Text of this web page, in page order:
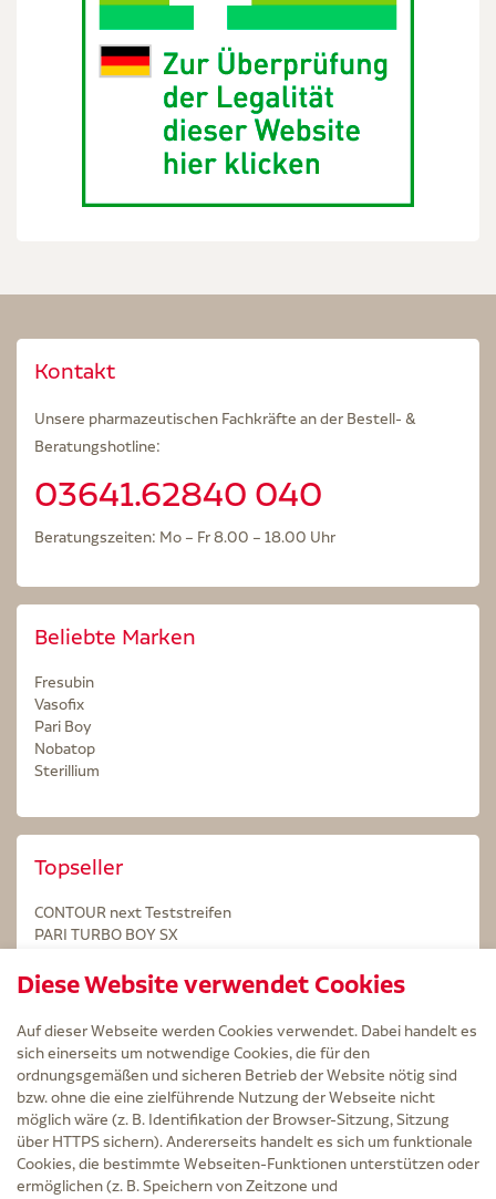
Kontakt
Unsere pharmazeutischen Fachkräfte an der Bestell- &
Beratungshotline:
03641.62840 040
Beratungszeiten: Mo – Fr 8.00 – 18.00 Uhr
Beliebte Marken
Fresubin
Vasofix
Pari Boy
Nobatop
Sterillium
Topseller
CONTOUR next Teststreifen
PARI TURBO BOY SX
Kintex Kinesiologie Tape blau
Service
Versand und Lieferzeit
Kontakt
FAQ
AGB
Diese Website verwendet Cookies
Auf dieser Webseite werden Cookies verwendet. Dabei handelt es
sich einerseits um notwendige Cookies, die für den
ordnungsgemäßen und sicheren Betrieb der Website nötig sind
bzw. ohne die eine zielführende Nutzung der Webseite nicht
möglich wäre (z. B. Identifikation der Browser-Sitzung, Sitzung
über HTTPS sichern). Andererseits handelt es sich um funktionale
Cookies, die bestimmte Webseiten-Funktionen unterstützen oder
ermöglichen (z. B. Speichern von Zeitzone und